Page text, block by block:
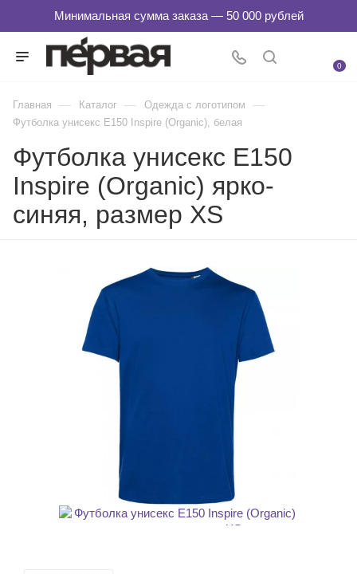
0
Главная — Каталог — Одежда с логотипом —
Футболка унисекс E150 Inspire (Organic), белая
Футболка унисекс E150
Inspire (Organic) ярко-
синяя, размер XS